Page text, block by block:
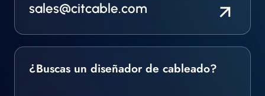
sales@citcable.com
¿Buscas un diseñador de cableado?